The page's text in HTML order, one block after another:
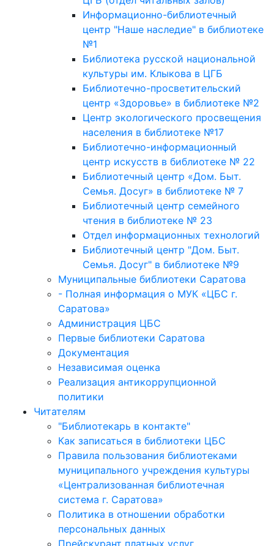
Информационно-библиотечный
центр "Наше наследие" в библиотеке
№1
Библиотека русской национальной
культуры им. Клыкова в ЦГБ
Библиотечно-просветительский
центр «Здоровье» в библиотеке №2
Центр экологического просвещения
населения в библиотеке №17
Библиотечно-информационный
центр искусств в библиотеке № 22
Библиотечный центр «Дом. Быт.
Семья. Досуг» в библиотеке № 7
Библиотечный центр семейного
чтения в библиотеке № 23
Отдел информационных технологий
Библиотечный центр "Дом. Быт.
Семья. Досуг" в библиотеке №9
Муниципальные библиотеки Саратова
- Полная информация о МУК «ЦБС г.
Саратова»
Администрация ЦБС
Первые библиотеки Саратова
Документация
Независимая оценка
Реализация антикоррупционной
политики
Читателям
"Библиотекарь в контакте"
Как записаться в библиотеки ЦБС
Правила пользования библиотеками
муниципального учреждения культуры
«Централизованная библиотечная
система г. Саратова»
Политика в отношении обработки
персональных данных
Прейскурант платных услуг